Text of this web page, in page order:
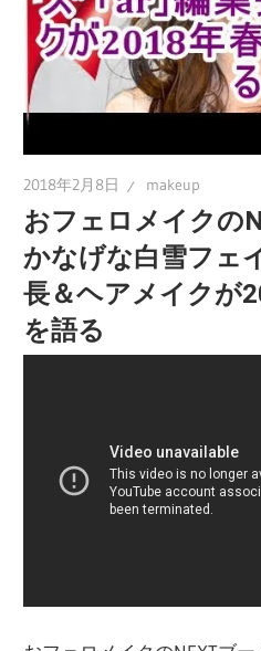
2018年2月8日 makeup
おフェロメイクの
かなげな白雪フェ
長＆ヘアメイクが
を語る